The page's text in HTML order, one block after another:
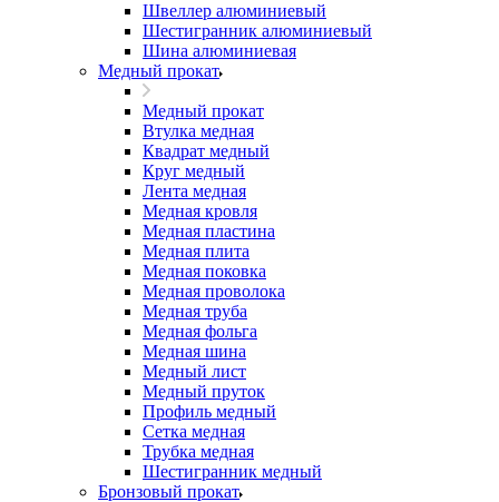
Швеллер алюминиевый
Шестигранник алюминиевый
Шина алюминиевая
Медный прокат
Медный прокат
Втулка медная
Квадрат медный
Круг медный
Лента медная
Медная кровля
Медная пластина
Медная плита
Медная поковка
Медная проволока
Медная труба
Медная фольга
Медная шина
Медный лист
Медный пруток
Профиль медный
Сетка медная
Трубка медная
Шестигранник медный
Бронзовый прокат